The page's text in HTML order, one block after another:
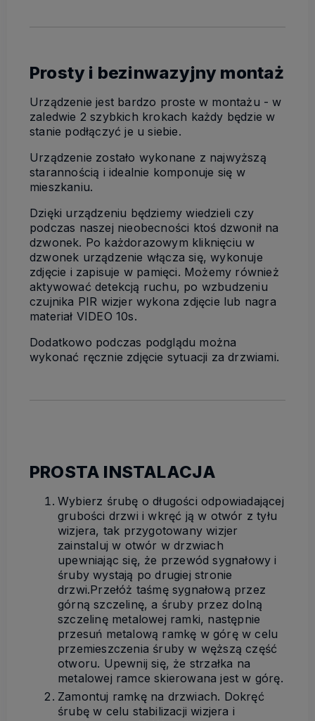
Prosty i bezinwazyjny montaż
Urządzenie jest bardzo proste w montażu - w
zaledwie 2 szybkich krokach każdy będzie w
stanie podłączyć je u siebie.
Urządzenie zostało wykonane z najwyższą
starannością i idealnie komponuje się w
mieszkaniu.
Dzięki urządzeniu będziemy wiedzieli czy
podczas naszej nieobecności ktoś dzwonił na
dzwonek. Po każdorazowym kliknięciu w
dzwonek urządzenie włącza się, wykonuje
zdjęcie i zapisuje w pamięci. Możemy również
aktywować detekcją ruchu, po wzbudzeniu
czujnika PIR wizjer wykona zdjęcie lub nagra
materiał VIDEO 10s.
Dodatkowo podczas podglądu można
wykonać ręcznie zdjęcie sytuacji za drzwiami.
PROSTA INSTALACJA
Wybierz śrubę o długości odpowiadającej
grubości drzwi i wkręć ją w otwór z tyłu
wizjera, tak przygotowany wizjer
zainstaluj w otwór w drzwiach
upewniając się, że przewód sygnałowy i
śruby wystają po drugiej stronie
drzwi.Przełóż taśmę sygnałową przez
górną szczelinę, a śruby przez dolną
szczelinę metalowej ramki, następnie
przesuń metalową ramkę w górę w celu
przemieszczenia śruby w węższą część
otworu. Upewnij się, że strzałka na
metalowej ramce skierowana jest w górę.
Zamontuj ramkę na drzwiach. Dokręć
śrubę w celu stabilizacji wizjera i